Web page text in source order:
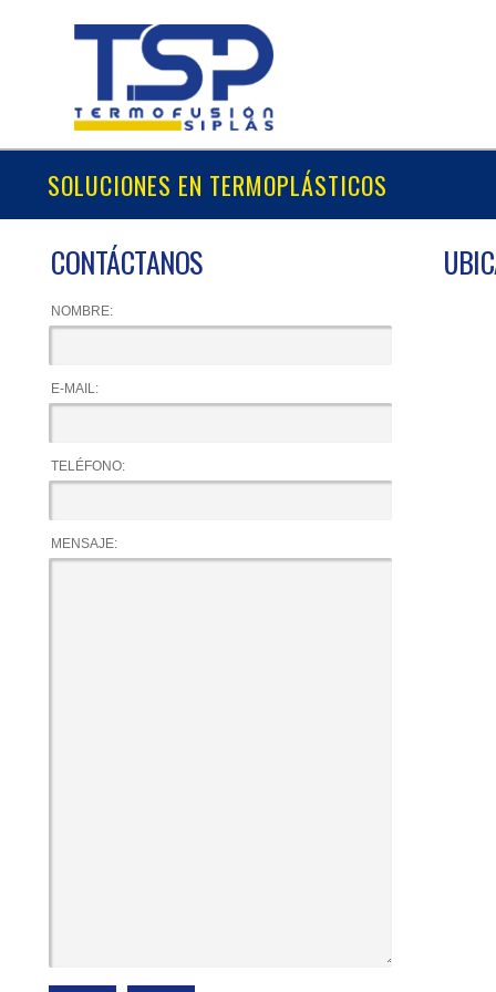
SOLUCIONES EN TERMOPLÁSTICOS
NOMBRE:
E-MAIL:
TELÉFONO:
MENSAJE:
CONTÁCTANOS